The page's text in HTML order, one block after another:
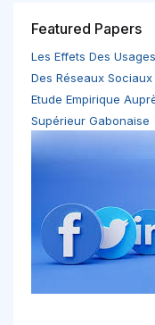
Featured Papers
Les Effets Des
Des Réseaux
Etude Empirique
Supérieur Gabonaise